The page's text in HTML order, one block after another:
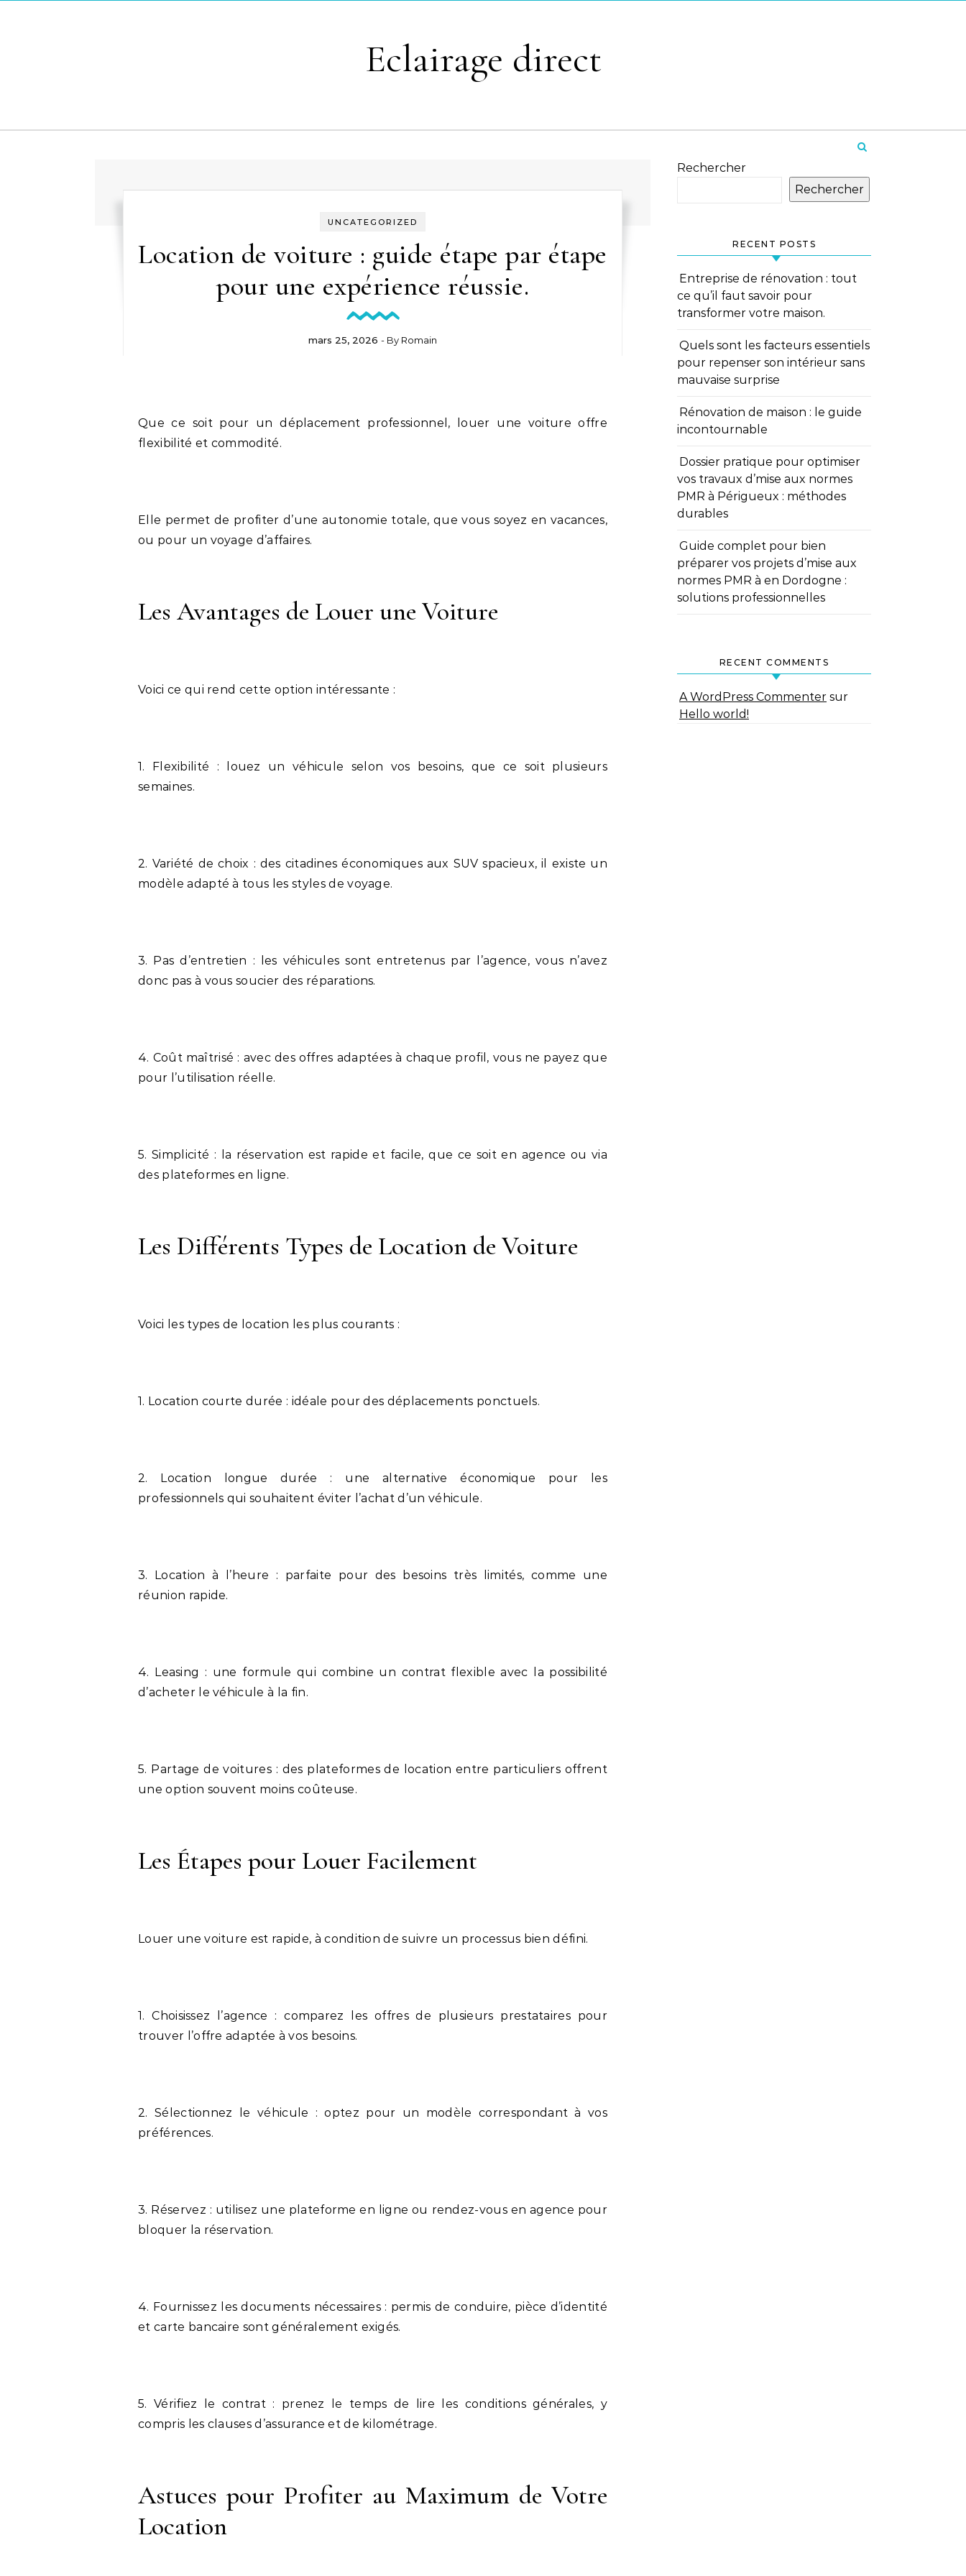
Eclairage direct
UNCATEGORIZED
Location de voiture : guide étape par étape
pour une expérience réussie.
mars 25, 2026 - By Romain
Que ce soit pour un déplacement professionnel, louer une voiture offre
flexibilité et commodité.
Elle permet de profiter d’une autonomie totale, que vous soyez en vacances,
ou pour un voyage d’affaires.
Les Avantages de Louer une Voiture
Voici ce qui rend cette option intéressante :
1. Flexibilité : louez un véhicule selon vos besoins, que ce soit plusieurs
semaines.
2. Variété de choix : des citadines économiques aux SUV spacieux, il existe un
modèle adapté à tous les styles de voyage.
3. Pas d’entretien : les véhicules sont entretenus par l’agence, vous n’avez
donc pas à vous soucier des réparations.
4. Coût maîtrisé : avec des offres adaptées à chaque profil, vous ne payez que
pour l’utilisation réelle.
5. Simplicité : la réservation est rapide et facile, que ce soit en agence ou via
des plateformes en ligne.
Les Différents Types de Location de Voiture
Voici les types de location les plus courants :
1. Location courte durée : idéale pour des déplacements ponctuels.
2. Location longue durée : une alternative économique pour les
professionnels qui souhaitent éviter l’achat d’un véhicule.
3. Location à l’heure : parfaite pour des besoins très limités, comme une
réunion rapide.
4. Leasing : une formule qui combine un contrat flexible avec la possibilité
d’acheter le véhicule à la fin.
5. Partage de voitures : des plateformes de location entre particuliers offrent
une option souvent moins coûteuse.
Les Étapes pour Louer Facilement
Louer une voiture est rapide, à condition de suivre un processus bien défini.
1. Choisissez l’agence : comparez les offres de plusieurs prestataires pour
trouver l’offre adaptée à vos besoins.
2. Sélectionnez le véhicule : optez pour un modèle correspondant à vos
préférences.
3. Réservez : utilisez une plateforme en ligne ou rendez-vous en agence pour
bloquer la réservation.
4. Fournissez les documents nécessaires : permis de conduire, pièce d’identité
et carte bancaire sont généralement exigés.
5. Vérifiez le contrat : prenez le temps de lire les conditions générales, y
compris les clauses d’assurance et de kilométrage.
Astuces pour Profiter au Maximum de Votre
Location
Rechercher
Rechercher
RECENT POSTS
Entreprise de rénovation : tout
ce qu’il faut savoir pour
transformer votre maison.
Quels sont les facteurs essentiels
pour repenser son intérieur sans
mauvaise surprise
Rénovation de maison : le guide
incontournable
Dossier pratique pour optimiser
vos travaux d’mise aux normes
PMR à Périgueux : méthodes
durables
Guide complet pour bien
préparer vos projets d’mise aux
normes PMR à en Dordogne :
solutions professionnelles
RECENT COMMENTS
A WordPress Commenter sur
Hello world!